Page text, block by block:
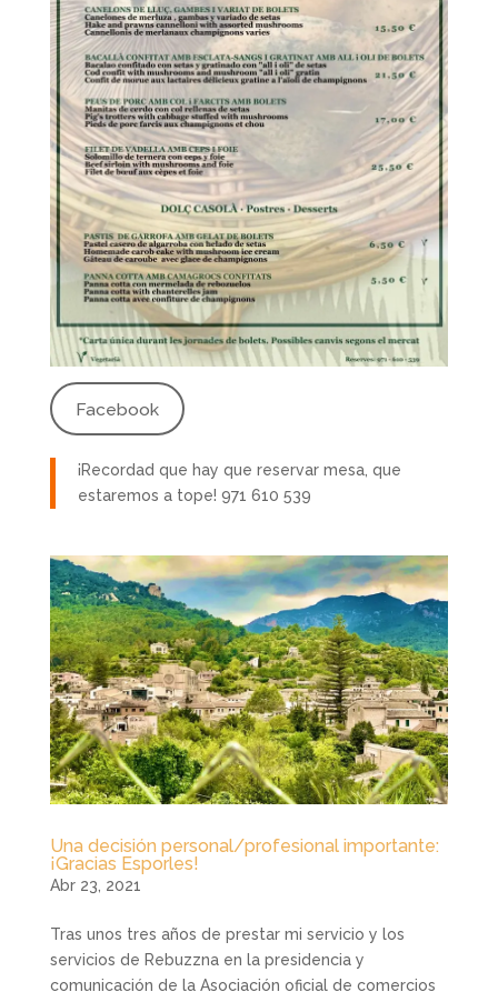
Facebook
¡Recordad que hay que reservar mesa, que
estaremos a tope! 971 610 539
Una decisión personal/profesional importante:
¡Gracias Esporles!
Abr 23, 2021
Tras unos tres años de prestar mi servicio y los
servicios de Rebuzzna en la presidencia y
comunicación de la Asociación oficial de comercios